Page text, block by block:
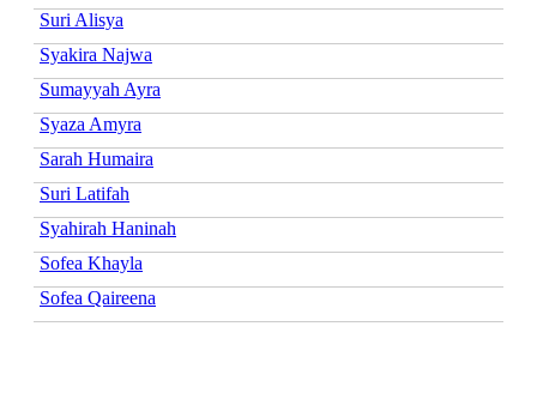
Suri Alisya
Syakira Najwa
Sumayyah Ayra
Syaza Amyra
Sarah Humaira
Suri Latifah
Syahirah Haninah
Sofea Khayla
Sofea Qaireena